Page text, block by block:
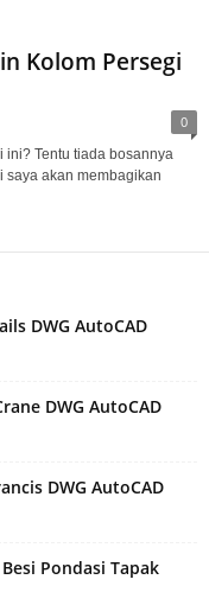
Kolom Persegi
0
Tentu tiada bosannya
saya akan membagikan
DWG AutoCAD
DWG AutoCAD
DWG AutoCAD
Pondasi Tapak